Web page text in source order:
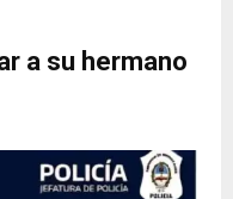
a su hermano